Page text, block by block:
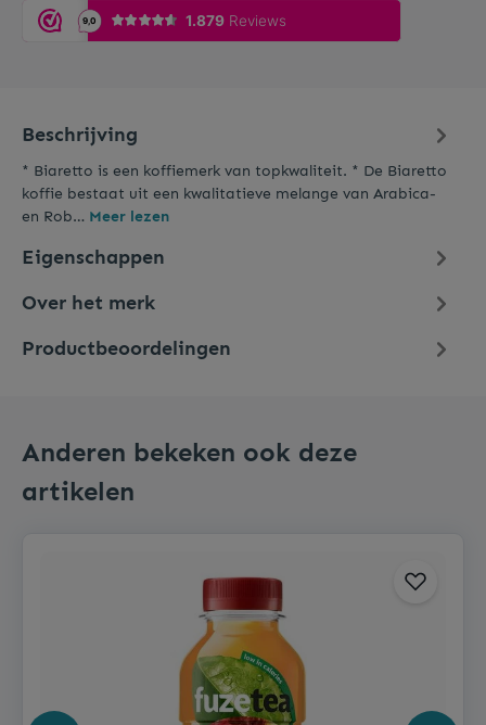
Beschrijving
* Biaretto is een koffiemerk van topkwaliteit. * De Biaretto
koffie bestaat uit een kwalitatieve melange van Arabica-
en Rob… Meer lezen
Eigenschappen
Over het merk
Productbeoordelingen
Anderen bekeken ook deze
artikelen